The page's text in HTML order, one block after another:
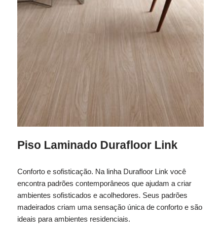
Piso Laminado Durafloor Link
Conforto e sofisticação. Na linha Durafloor Link você
encontra padrões contemporâneos que ajudam a criar
ambientes sofisticados e acolhedores. Seus padrões
madeirados criam uma sensação única de conforto e são
ideais para ambientes residenciais.